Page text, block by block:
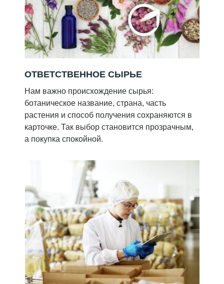
ОТВЕТСТВЕННОЕ СЫРЬЕ
Нам важно происхождение сырья:
ботаническое название, страна, часть
растения и способ получения сохраняются в
карточке. Так выбор становится прозрачным,
а покупка спокойной.